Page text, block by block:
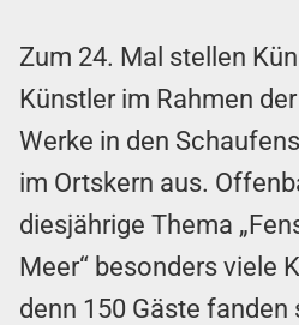
Zum 24. Mal stellen
Künstler im Rahmen
Werke in den
im Ortskern aus.
diesjährige Thema
Meer“ besonders viele
denn 150 Gäste fanden